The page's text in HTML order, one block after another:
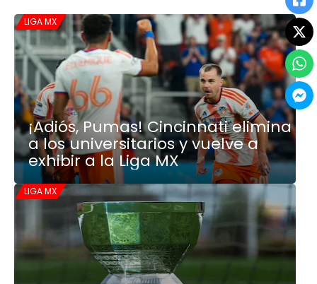
LIGA MX
¡Adiós, Pumas! Cincinnati elimina
a los universitarios y vuelve a
exhibir a la Liga MX
LIGA MX